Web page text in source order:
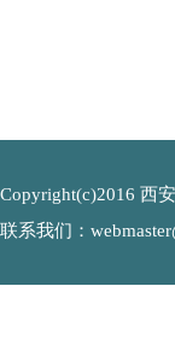
Copyright(c)2016 西
联系我们：